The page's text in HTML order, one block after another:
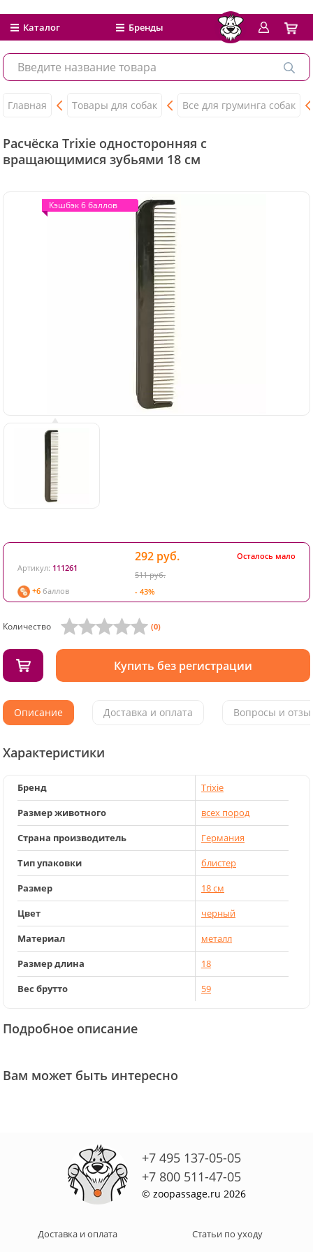
Каталог Бренды
Главная Товары для собак Все для груминга собак
Расчёска Trixie односторонняя с
вращающимися зубьями 18 см
Кэшбэк 6 баллов
Кэшбэк 6 баллов
Артикул: 111261
+6 баллов
292 руб.
511 руб.
- 43%
Осталось мало
Количество
Купить без регистрации
(0)
Описание Доставка и оплата Вопросы и
Характеристики
Бренд
Trixie
Размер животного
всех пород
Страна производитель
Германия
Тип упаковки
блистер
Размер
18 см
Цвет
черный
Материал
металл
Размер длина
18
Вес брутто
59
Подробное описание
Вам может быть интересно
+7 495 137-05-05
+7 800 511-47-05
© zoopassage.ru 2026
Доставка и оплата
Статьи по уходу